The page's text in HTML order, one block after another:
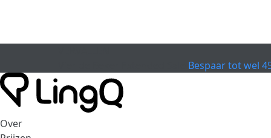
Bespaar tot wel
Over